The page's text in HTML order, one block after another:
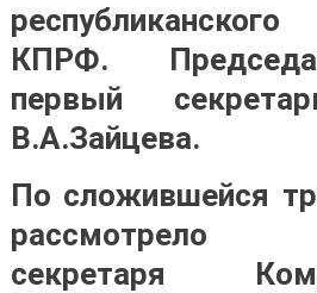
КПРФ.
первый
В.А.Зайцева.
По сложившейся
рассмотрело
секретаря